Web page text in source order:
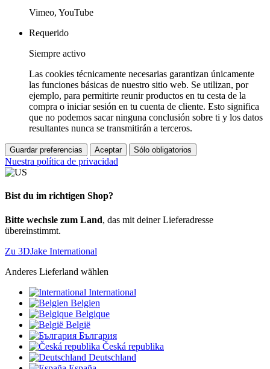
Vimeo, YouTube
Requerido
Siempre activo
Las cookies técnicamente necesarias garantizan únicamente
las funciones básicas de nuestro sitio web. Se utilizan, por
ejemplo, para permitirte reunir productos en tu cesta de la
compra o iniciar sesión en tu cuenta de cliente. Esto significa
que no podemos sacar ninguna conclusión sobre ti y los datos
resultantes nunca se transmitirán a terceros.
Guardar preferencias Aceptar Sólo obligatorios
Nuestra política de privacidad
Bist du im richtigen Shop?
Bitte wechsle zum Land, das mit deiner Lieferadresse
übereinstimmt.
Zu 3DJake International
Anderes Lieferland wählen
International
Belgien
Belgique
België
България
Česká republika
Deutschland